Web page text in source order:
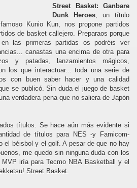
Street Basket: Ganbare
Dunk Heroes, un título
Kunio Kun, nos propone partidos
de basket callejero. Preparaos porque
las primeras partidas os podréis ver
canastas una encima de otra para
y patadas, lanzamientos mágicos,
los que interactuar... toda una serie de
con buen saber hacer y una calidad
se publicó. Sin duda el juego de basket
verdadera pena que no saliera de Japón
títulos. Se hace aún más evidente si
de títulos para NES -y Famicom-
el béisbol y el golf. A pesar de que no hay
me quedo sin ninguna duda con los
iría para Tecmo NBA Basketball y el
Street Basket.